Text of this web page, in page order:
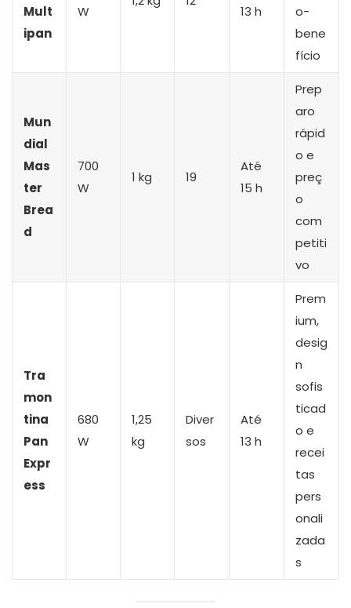
Mult
ipan
W
13 h
o-
bene
fício
Mun
dial
Mas
ter
Brea
d
700
W
1 kg 19
Até
15 h
Prep
aro
rápid
o e
preç
o
com
petiti
vo
Tra
mon
tina
Pan
Expr
ess
680
W
1,25
kg
Diver
sos
Até
13 h
Prem
ium,
desig
n
sofis
ticad
o e
recei
tas
pers
onali
zada
s